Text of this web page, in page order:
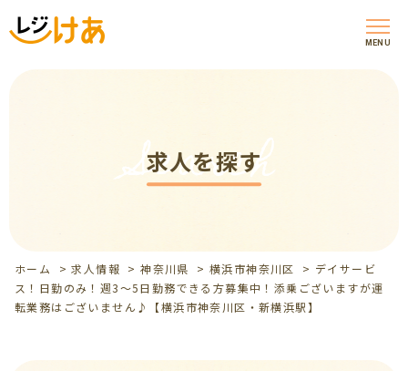
MENU
求人を探す
Search
ホーム >求人情報 >神奈川県 >横浜市神奈川区 > デイサービ
ス！日勤のみ！週3～5日勤務できる方募集中！添乗ございますが運
転業務はございません♪【横浜市神奈川区・新横浜駅】